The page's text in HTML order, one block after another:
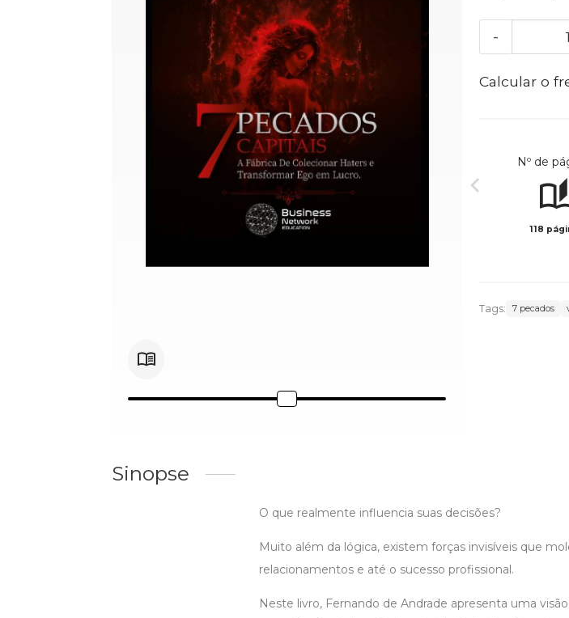
-
Calcular o
Nº de
118
Tags: 7 pecados
Sinopse
O que realmente influencia suas decisões?
Muito além da lógica, existem forças invisíveis que
relacionamentos e até o sucesso profissional.
Neste livro, Fernando de Andrade apresenta uma